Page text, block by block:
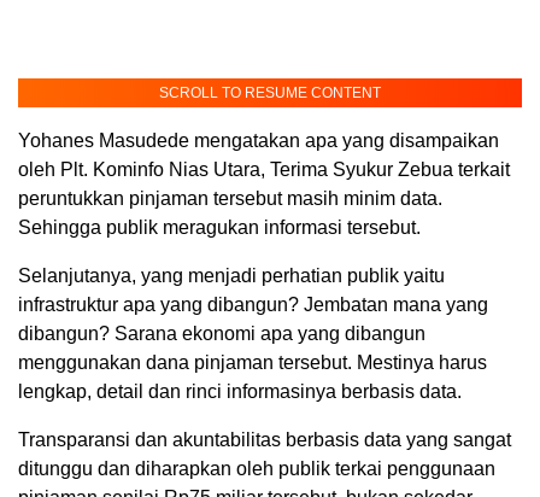
SCROLL TO RESUME CONTENT
Yohanes Masudede mengatakan apa yang disampaikan
oleh Plt. Kominfo Nias Utara, Terima Syukur Zebua terkait
peruntukkan pinjaman tersebut masih minim data.
Sehingga publik meragukan informasi tersebut.
Selanjutanya, yang menjadi perhatian publik yaitu
infrastruktur apa yang dibangun? Jembatan mana yang
dibangun? Sarana ekonomi apa yang dibangun
menggunakan dana pinjaman tersebut. Mestinya harus
lengkap, detail dan rinci informasinya berbasis data.
Transparansi dan akuntabilitas berbasis data yang sangat
ditunggu dan diharapkan oleh publik terkai penggunaan